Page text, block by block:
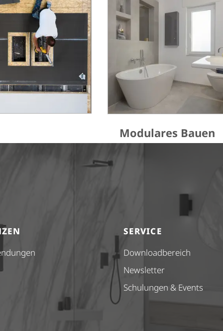
Modulares Bauen
SERVICE
Down­load­be­reich
Newsletter
Schulungen & Events